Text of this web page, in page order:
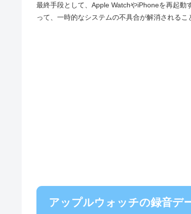
最終手段として、Apple WatchやiPhoneを再起動
って、一時的なシステムの不具合が解消されるこ
アップルウォッチの録音デ